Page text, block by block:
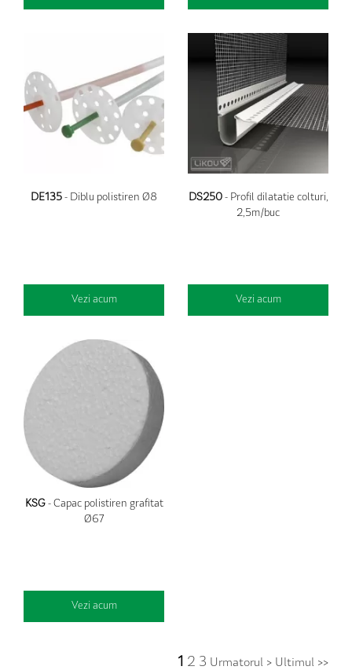
DE135 - Diblu polistiren Ø8
Vezi acum
DS250- Profil dilatatie colturi,
2,5m/buc
Vezi acum
KSG- Capac polistiren grafitat
Ø67
Vezi acum
1 2 3 Urmatorul > Ultimul >>